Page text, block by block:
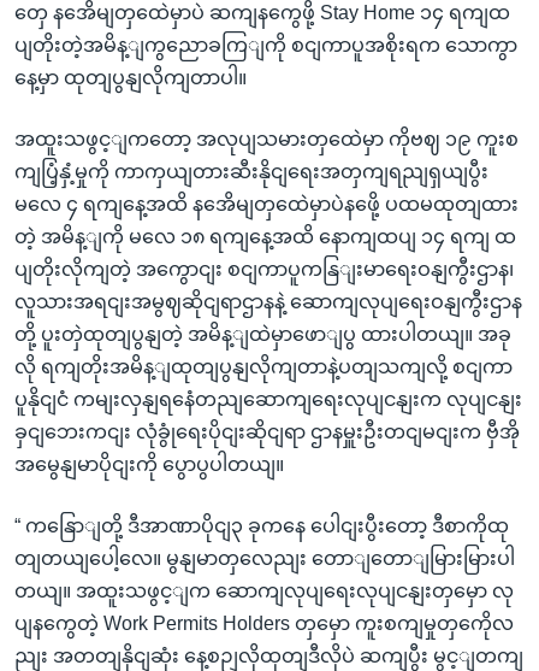
တှေ နအေိမျတှထေဲမှာပဲ ဆကျနကွေဖို့ Stay Home ၁၄ ရကျထ
ပျတိုးတဲ့အမိန့ျကွညောခကြျကို စငျကာပူအစိုးရက သောကွာ
နေ့မှာ ထုတျပွနျလိုကျတာပါ။
အထူးသဖွင့ျကတော့ အလုပျသမားတှထေဲမှာ ကိုဗဈ ၁၉ ကူးစ
ကျပြံ့နှံ့မှုကို ကာကှယျတားဆီးနိုငျရေးအတှကျရညျရှယျပွီး
မလေ ၄ ရကျနေ့အထိ နအေိမျတှထေဲမှာပဲနဖေို့ ပထမထုတျထား
တဲ့ အမိန့ျကို မလေ ၁၈ ရကျနေ့အထိ နောကျထပျ ၁၄ ရကျ ထ
ပျတိုးလိုကျတဲ့ အကွောငျး စငျကာပူကနြျးမာရေးဝနျကွီးဌာန၊
လူသားအရငျးအမွဈဆိုငျရာဌာနနဲ့ ဆောကျလုပျရေးဝနျကွီးဌာန
တို့ ပူးတှဲထုတျပွနျတဲ့ အမိန့ျထဲမှာဖောျပွ ထားပါတယျ။ အခု
လို ရကျတိုးအမိန့ျထုတျပွနျလိုကျတာနဲ့ပတျသကျလို့ စငျကာ
ပူနိုငျငံ ကမျးလှနျရနေံတညျဆောကျရေးလုပျငနျးက လုပျငနျး
ခှငျဘေးကငျး လုံခွုံရေးပိုငျးဆိုငျရာ ဌာနမှူးဦးတငျမငျးက ဗှီအို
အမွေနျမာပိုငျးကို ပွောပွပါတယျ။
“ ကနြောျတို့ ဒီအာဏာပိုငျ၃ ခုကနေ ပေါငျးပွီးတော့ ဒီစာကိုထု
တျတယျပေါ့လေ။ မွနျမာတှလေညျး တောျတောျမြားမြားပါ
တယျ။ အထူးသဖွင့ျက ဆောကျလုပျရေးလုပျငနျးတှမှော လု
ပျနကွေတဲ့ Work Permits Holders တှမှော ကူးစကျမှုတှကေိုလ
ညျး အတတျနိုငျဆုံး နေ့စဉျလိုထုတျဒီလိုပဲ ဆကျပွီး မွင့ျတကျ